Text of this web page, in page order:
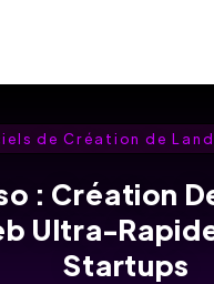
de Création de
: Création
Ultra-
Startups